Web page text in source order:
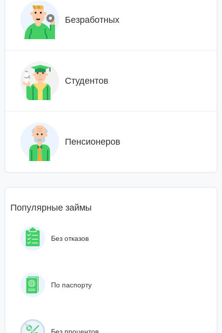
Безработных
Студентов
Пенсионеров
Популярные займы
Без отказов
По паспорту
Без процентов